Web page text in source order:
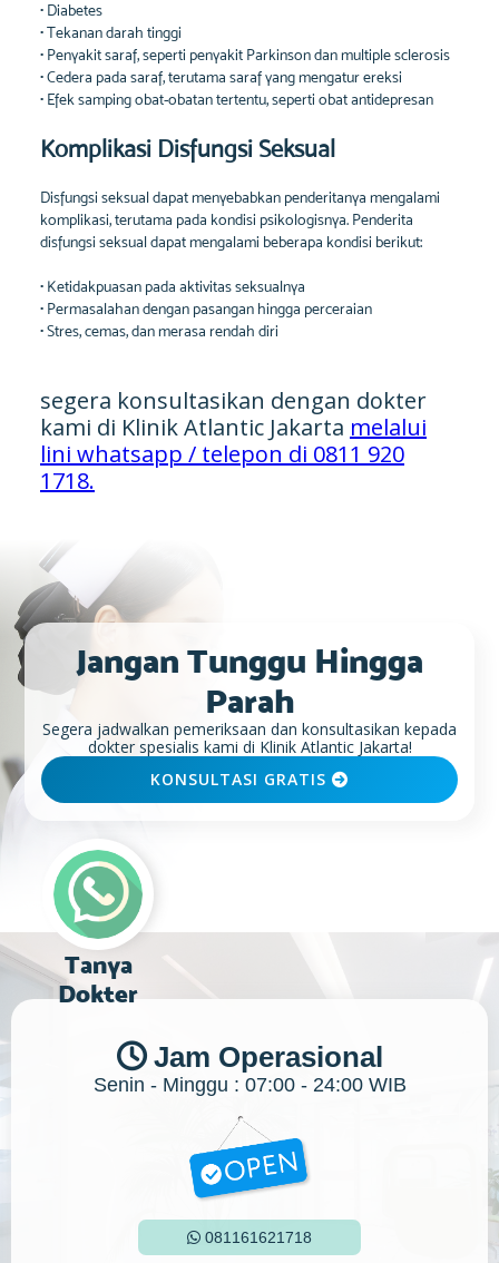
• Diabetes
• Tekanan darah tinggi
• Penyakit saraf, seperti penyakit Parkinson dan multiple sclerosis
• Cedera pada saraf, terutama saraf yang mengatur ereksi
• Efek samping obat-obatan tertentu, seperti obat antidepresan
Komplikasi Disfungsi Seksual
Disfungsi seksual dapat menyebabkan penderitanya mengalami
komplikasi, terutama pada kondisi psikologisnya. Penderita
disfungsi seksual dapat mengalami beberapa kondisi berikut:
• Ketidakpuasan pada aktivitas seksualnya
• Permasalahan dengan pasangan hingga perceraian
• Stres, cemas, dan merasa rendah diri
segera konsultasikan dengan dokter
kami di Klinik Atlantic Jakarta melalui
lini whatsapp / telepon di 0811 920
1718.
Jangan Tunggu Hingga
Parah
Segera jadwalkan pemeriksaan dan konsultasikan kepada
dokter spesialis kami di Klinik Atlantic Jakarta!
KONSULTASI GRATIS 
Tanya
Dokter
Jam Operasional
Senin - Minggu : 07:00 - 24:00 WIB
 081161621718